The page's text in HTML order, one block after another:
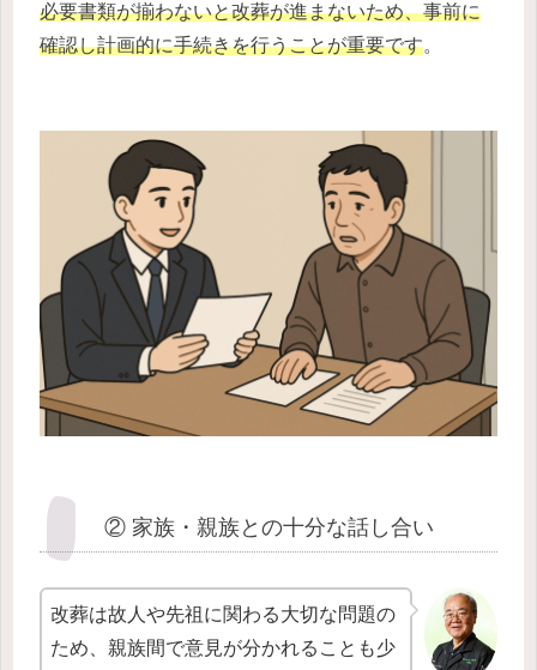
必要書類が揃わないと改葬が進まないため、事前に
確認し計画的に手続きを行うことが重要です。
② 家族・親族との十分な話し合い
改葬は故人や先祖に関わる大切な問題の
ため、親族間で意見が分かれることも少